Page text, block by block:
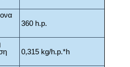
360 h.p.
0,315 kg/h.p.*h